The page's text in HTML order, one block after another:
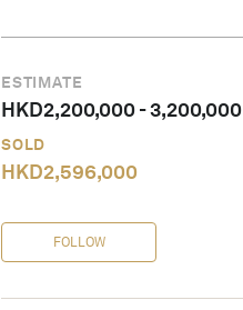
ESTIMATE
HKD2,200,000-3,200,000
SOLD
HKD2,596,000
FOLLOW